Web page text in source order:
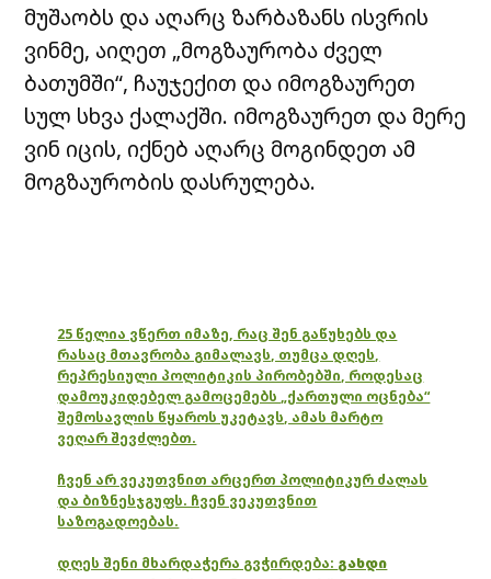
მუშაობს და აღარც ზარბაზანს ისვრის
ვინმე, აიღეთ „მოგზაურობა ძველ
ბათუმში“, ჩაუჯექით და იმოგზაურეთ
სულ სხვა ქალაქში. იმოგზაურეთ და მერე
ვინ იცის, იქნებ აღარც მოგინდეთ ამ
მოგზაურობის დასრულება.
25 წელია ვწერთ იმაზე, რაც შენ გაწუხებს და
რასაც მთავრობა გიმალავს, თუმცა დღეს,
რეპრესიული პოლიტიკის პირობებში, როდესაც
დამოუკიდებელ გამოცემებს „ქართული ოცნება“
შემოსავლის წყაროს უკეტავს, ამას მარტო
ვეღარ შევძლებთ.
ჩვენ არ ვეკუთვნით არცერთ პოლიტიკურ ძალას
და ბიზნესჯგუფს. ჩვენ ვეკუთვნით
საზოგადოებას.
დღეს შენი მხარდაჭერა გვჭირდება: გახდი